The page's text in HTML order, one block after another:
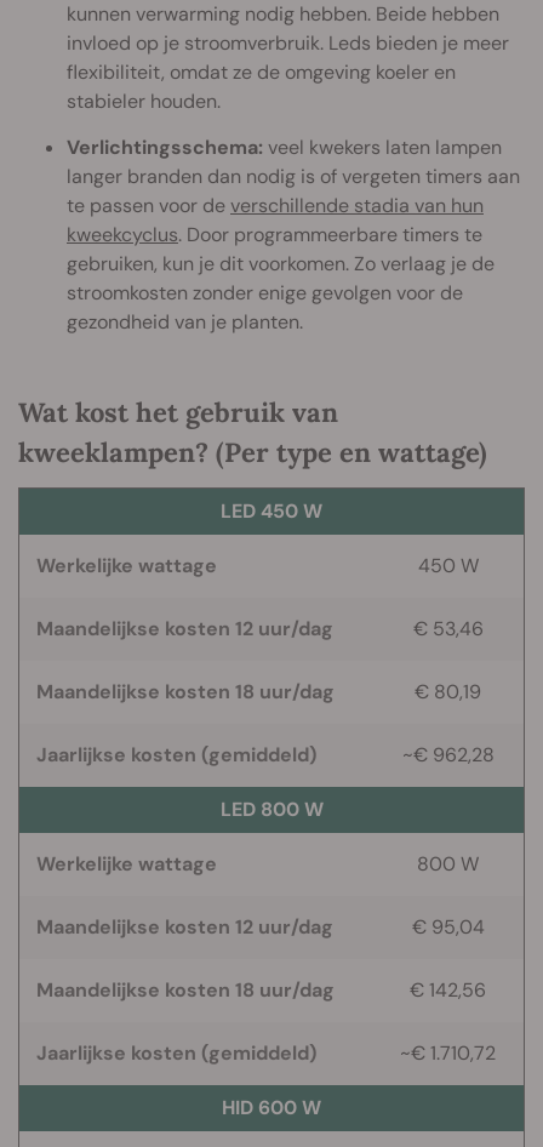
kunnen verwarming nodig hebben. Beide hebben
invloed op je stroomverbruik. Leds bieden je meer
flexibiliteit, omdat ze de omgeving koeler en
stabieler houden.
Verlichtingsschema: veel kwekers laten lampen
langer branden dan nodig is of vergeten timers aan
te passen voor deverschillende stadia van hun
kweekcyclus. Door programmeerbare timers te
gebruiken, kun je dit voorkomen. Zo verlaag je de
stroomkosten zonder enige gevolgen voor de
gezondheid van je planten.
Wat kost het gebruik van
kweeklampen? (Per type en wattage)
LED 450 W
Werkelijke wattage 450 W
Maandelijkse kosten 12 uur/dag € 53,46
Maandelijkse kosten 18 uur/dag € 80,19
Jaarlijkse kosten (gemiddeld) ~€ 962,28
LED 800 W
Werkelijke wattage 800 W
Maandelijkse kosten 12 uur/dag € 95,04
Maandelijkse kosten 18 uur/dag € 142,56
Jaarlijkse kosten (gemiddeld) ~€ 1.710,72
HID 600 W